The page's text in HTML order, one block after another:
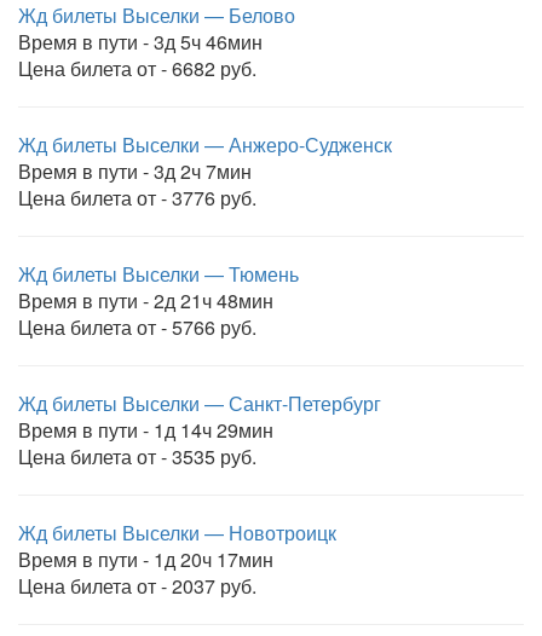
Жд билеты Выселки — Белово
Время в пути - 3д 5ч 46мин
Цена билета от - 6682 руб.
Жд билеты Выселки — Анжеро-Судженск
Время в пути - 3д 2ч 7мин
Цена билета от - 3776 руб.
Жд билеты Выселки — Тюмень
Время в пути - 2д 21ч 48мин
Цена билета от - 5766 руб.
Жд билеты Выселки — Санкт-Петербург
Время в пути - 1д 14ч 29мин
Цена билета от - 3535 руб.
Жд билеты Выселки — Новотроицк
Время в пути - 1д 20ч 17мин
Цена билета от - 2037 руб.